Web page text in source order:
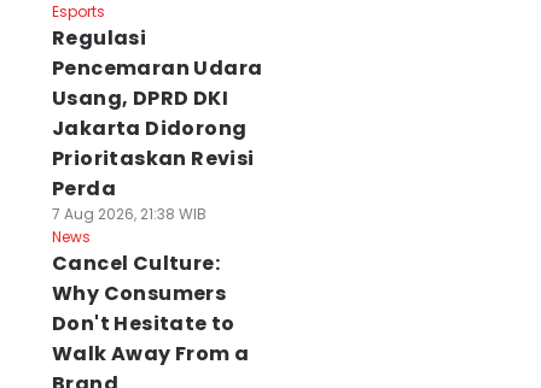
Esports
Regulasi
Pencemaran Udara
Usang, DPRD DKI
Jakarta Didorong
Prioritaskan Revisi
Perda
7 Aug 2026, 21:38 WIB
News
Cancel Culture:
Why Consumers
Don't Hesitate to
Walk Away From a